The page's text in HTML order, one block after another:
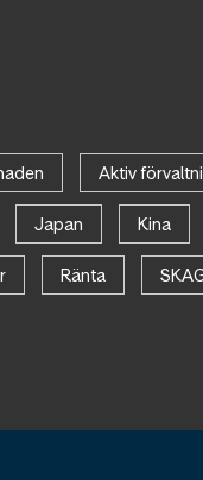
Aktiv
Japan Kina
Ränta